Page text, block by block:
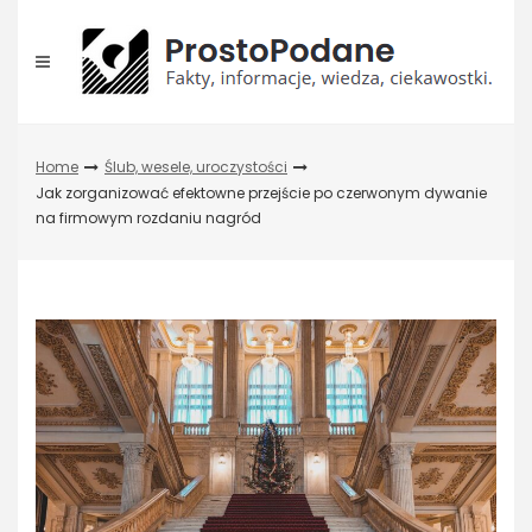
content
Home
Ślub, wesele, uroczystości
Jak zorganizować efektowne przejście po czerwonym dywanie
na firmowym rozdaniu nagród